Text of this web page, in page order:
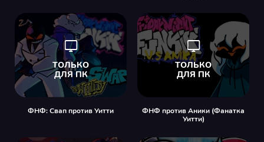
ФНФ: Свап против Уитти
ФНФ против Аники (Фанатка
Уитти)